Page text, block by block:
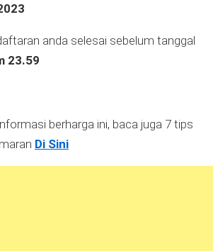
anda selesai sebelum tanggal
23.59
berharga ini, baca juga 7 tips
Di Sini